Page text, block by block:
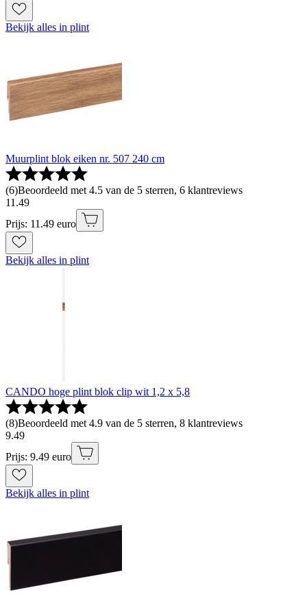
Bekijk alles in plint
Muurplint blok eiken nr. 507 240 cm
(6)Beoordeeld met 4.5 van de 5 sterren, 6 klantreviews
11 .49
Prijs: 11.49 euro
Bekijk alles in plint
CANDO hoge plint blok clip wit 1,2 x 5,8
(8)Beoordeeld met 4.9 van de 5 sterren, 8 klantreviews
9.49
Prijs: 9.49 euro
Bekijk alles in plint